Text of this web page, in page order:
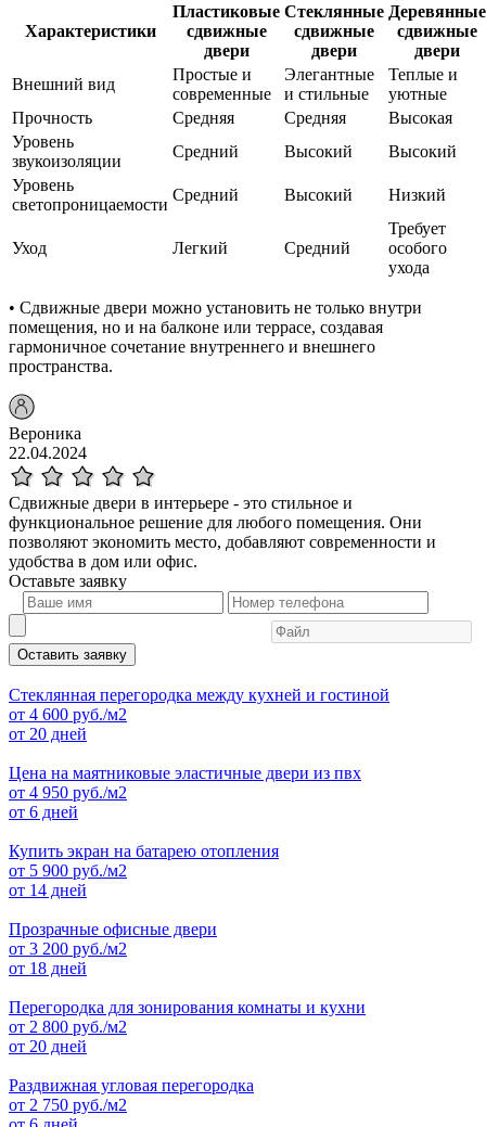
Характеристики
Пластиковые
сдвижные
двери
Стеклянные
сдвижные
двери
Деревянные
сдвижные
двери
Внешний вид
Простые и
современные
Элегантные
и стильные
Теплые и
уютные
Прочность
Средняя Средняя
Высокая
Уровень
звукоизоляции
Средний Высокий
Высокий
Уровень
светопроницаемости
Средний Высокий Низкий
Уход Легкий Средний
Требует
особого
ухода
• Сдвижные двери можно установить не только внутри
помещения, но и на балконе или террасе, создавая
гармоничное сочетание внутреннего и внешнего
пространства.
Вероника
22.04.2024
Сдвижные двери в интерьере - это стильное и
функциональное решение для любого помещения. Они
позволяют экономить место, добавляют современности и
удобства в дом или офис.
Оставьте заявку
Оставить заявку
Стеклянная перегородка между кухней и гостиной
от 4 600 руб./м2
от 20 дней
Цена на маятниковые эластичные двери из пвх
от 4 950 руб./м2
от 6 дней
Купить экран на батарею отопления
от 5 900 руб./м2
от 14 дней
Прозрачные офисные двери
от 3 200 руб./м2
от 18 дней
Перегородка для зонирования комнаты и кухни
от 2 800 руб./м2
от 20 дней
Раздвижная угловая перегородка
от 2 750 руб./м2